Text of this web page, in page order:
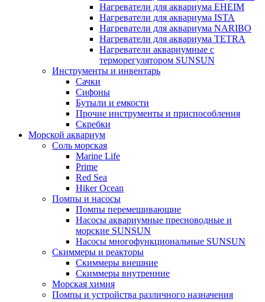
Нагреватели для аквариума EHEIM
Нагреватели для аквариума ISTA
Нагреватели для аквариума NARIBO
Нагреватели для аквариума TETRA
Нагреватели аквариумные с
терморегулятором SUNSUN
Инструменты и инвентарь
Сачки
Сифоны
Бутыли и емкости
Прочие инструменты и приспособления
Скребки
Морской аквариум
Соль морская
Marine Life
Prime
Red Sea
Hiker Ocean
Помпы и насосы
Помпы перемешивающие
Насосы аквариумные пресноводные и
морские SUNSUN
Насосы многофункциональные SUNSUN
Скиммеры и реакторы
Скиммеры внешние
Скиммеры внутренние
Морская химия
Помпы и устройства различного назначения